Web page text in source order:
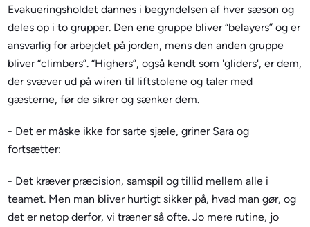
Evakueringsholdet dannes i begyndelsen af hver sæson og
deles op i to grupper. Den ene gruppe bliver “belayers” og er
ansvarlig for arbejdet på jorden, mens den anden gruppe
bliver “climbers”. “Highers”, også kendt som 'gliders', er dem,
der svæver ud på wiren til liftstolene og taler med
gæsterne, før de sikrer og sænker dem.
- Det er måske ikke for sarte sjæle, griner Sara og
fortsætter:
- Det kræver præcision, samspil og tillid mellem alle i
teamet. Men man bliver hurtigt sikker på, hvad man gør, og
det er netop derfor, vi træner så ofte. Jo mere rutine, jo